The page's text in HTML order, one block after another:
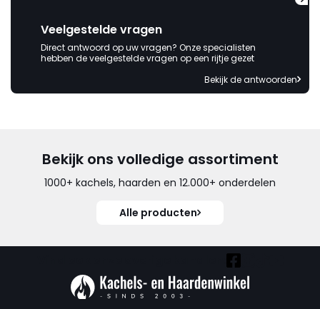
Veelgestelde vragen
Direct antwoord op uw vragen? Onze specialisten
hebben de veelgestelde vragen op een rijtje gezet
Bekijk de antwoorden
Bekijk ons volledige assortiment
1000+ kachels, haarden en 12.000+ onderdelen
Alle producten